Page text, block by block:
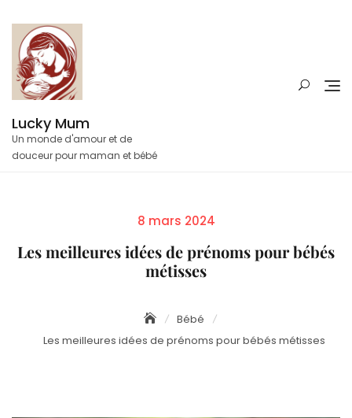
content
Lucky Mum
Un monde d'amour et de
douceur pour maman et bébé
Posted
8 mars 2024
Les meilleures idées de prénoms pour bébés
métisses
Bébé
Les meilleures idées de prénoms pour bébés métisses